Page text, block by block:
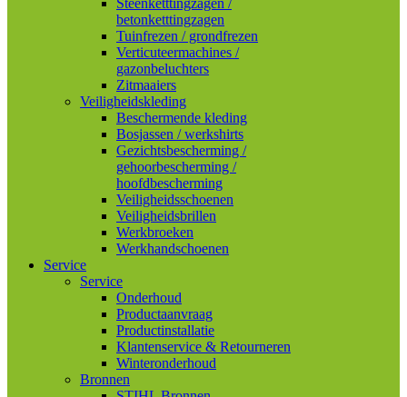
Steenketttingzagen /
betonketttingzagen
Tuinfrezen / grondfrezen
Verticuteermachines /
gazonbeluchters
Zitmaaiers
Veiligheidskleding
Beschermende kleding
Bosjassen / werkshirts
Gezichtsbescherming /
gehoorbescherming /
hoofdbescherming
Veiligheidsschoenen
Veiligheidsbrillen
Werkbroeken
Werkhandschoenen
Service
Service
Onderhoud
Productaanvraag
Productinstallatie
Klantenservice & Retourneren
Winteronderhoud
Bronnen